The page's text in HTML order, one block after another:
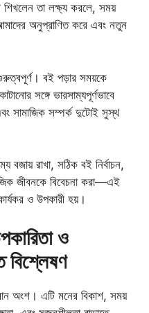
তা লক্ষ্য করলে, সময়
অনুপ্রাণিত করে এবং নতুন
বই পড়ার সময়কে
সঙ্গে ভারসাম্যপূর্ণভাবে
সামাজিক সম্পর্ক দুটোই সুস্থ
বজায় রাখা, সঠিক বই নির্বাচন,
জীবনকে বিবেচনা করা—এই
ও উপকারী হয়।
ও
বিশ্লেষণ
অংশ। এটি মনের বিকাশ, সময়